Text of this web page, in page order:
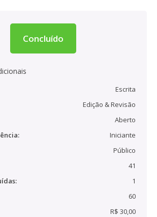
Concluído
Escrita
Edição & Revisão
Aberto
Iniciante
Público
41
1
60
R$ 30,00